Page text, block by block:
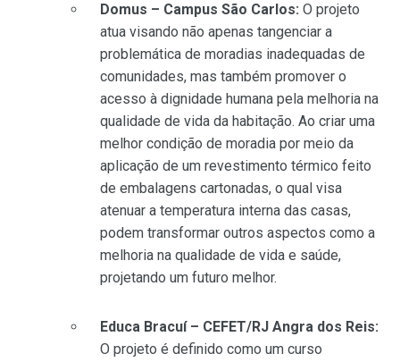
Domus – Campus São Carlos:O projeto
atua visando não apenas tangenciar a
problemática de moradias inadequadas de
comunidades, mas também promover o
acesso à dignidade humana pela melhoria na
qualidade de vida da habitação. Ao criar uma
melhor condição de moradia por meio da
aplicação de um revestimento térmico feito
de embalagens cartonadas, o qual visa
atenuar a temperatura interna das casas,
podem transformar outros aspectos como a
melhoria na qualidade de vida e saúde,
projetando um futuro melhor.
Educa Bracuí – CEFET/RJ Angra dos Reis:
O projeto é definido como um curso